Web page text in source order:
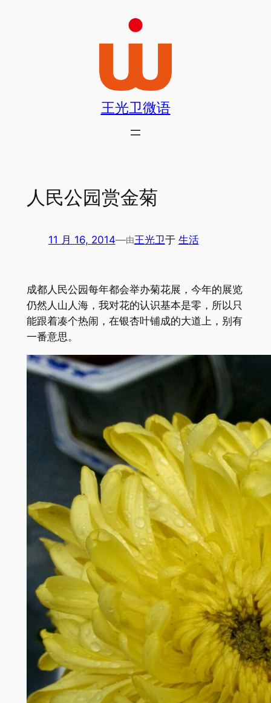
王光卫微语
人民公园赏金菊
11 月 16, 2014—由王光卫于 生活
成都人民公园每年都会举办菊花展，今年的展览
仍然人山人海，我对花的认识基本是零，所以只
能跟着凑个热闹，在银杏叶铺成的大道上，别有
一番意思。